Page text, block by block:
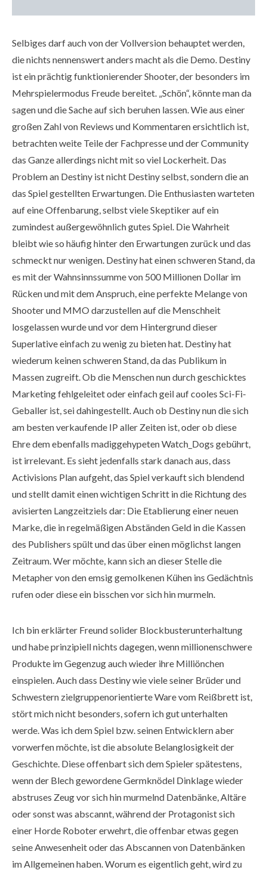
Selbiges darf auch von der Vollversion behauptet werden,
die nichts nennenswert anders macht als die Demo. Destiny
ist ein prächtig funktionierender Shooter, der besonders im
Mehrspielermodus Freude bereitet. „Schön“, könnte man da
sagen und die Sache auf sich beruhen lassen. Wie aus einer
großen Zahl von Reviews und Kommentaren ersichtlich ist,
betrachten weite Teile der Fachpresse und der Community
das Ganze allerdings nicht mit so viel Lockerheit. Das
Problem an Destiny ist nicht Destiny selbst, sondern die an
das Spiel gestellten Erwartungen. Die Enthusiasten warteten
auf eine Offenbarung, selbst viele Skeptiker auf ein
zumindest außergewöhnlich gutes Spiel. Die Wahrheit
bleibt wie so häufig hinter den Erwartungen zurück und das
schmeckt nur wenigen. Destiny hat einen schweren Stand, da
es mit der Wahnsinnssumme von 500 Millionen Dollar im
Rücken und mit dem Anspruch, eine perfekte Melange von
Shooter und MMO darzustellen auf die Menschheit
losgelassen wurde und vor dem Hintergrund dieser
Superlative einfach zu wenig zu bieten hat. Destiny hat
wiederum keinen schweren Stand, da das Publikum in
Massen zugreift. Ob die Menschen nun durch geschicktes
Marketing fehlgeleitet oder einfach geil auf cooles Sci-Fi-
Geballer ist, sei dahingestellt. Auch ob Destiny nun die sich
am besten verkaufende IP aller Zeiten ist, oder ob diese
Ehre dem ebenfalls madiggehypeten Watch_Dogs gebührt,
ist irrelevant. Es sieht jedenfalls stark danach aus, dass
Activisions Plan aufgeht, das Spiel verkauft sich blendend
und stellt damit einen wichtigen Schritt in die Richtung des
avisierten Langzeitziels dar: Die Etablierung einer neuen
Marke, die in regelmäßigen Abständen Geld in die Kassen
des Publishers spült und das über einen möglichst langen
Zeitraum. Wer möchte, kann sich an dieser Stelle die
Metapher von den emsig gemolkenen Kühen ins Gedächtnis
rufen oder diese ein bisschen vor sich hin murmeln.
Ich bin erklärter Freund solider Blockbusterunterhaltung
und habe prinzipiell nichts dagegen, wenn millionenschwere
Produkte im Gegenzug auch wieder ihre Milliönchen
einspielen. Auch dass Destiny wie viele seiner Brüder und
Schwestern zielgruppenorientierte Ware vom Reißbrett ist,
stört mich nicht besonders, sofern ich gut unterhalten
werde. Was ich dem Spiel bzw. seinen Entwicklern aber
vorwerfen möchte, ist die absolute Belanglosigkeit der
Geschichte. Diese offenbart sich dem Spieler spätestens,
wenn der Blech gewordene Germknödel Dinklage wieder
abstruses Zeug vor sich hin murmelnd Datenbänke, Altäre
oder sonst was abscannt, während der Protagonist sich
einer Horde Roboter erwehrt, die offenbar etwas gegen
seine Anwesenheit oder das Abscannen von Datenbänken
im Allgemeinen haben. Worum es eigentlich geht, wird zu